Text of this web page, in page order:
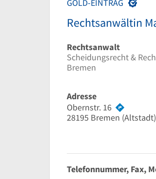
GOLD-EINTRAG
Rechtsanwältin
Rechtsanwalt
Scheidungsrecht &
Bremen
Adresse
Obernstr. 16
28195 Bremen (Altstadt)
Telefonnummer, Fax,